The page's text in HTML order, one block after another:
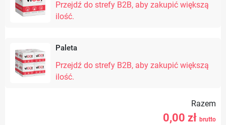
Przejdź do strefy B2B, aby zakupić większą
ilość.
Paleta
Przejdź do strefy B2B, aby zakupić większą
ilość.
Razem
0,00 zł brutto